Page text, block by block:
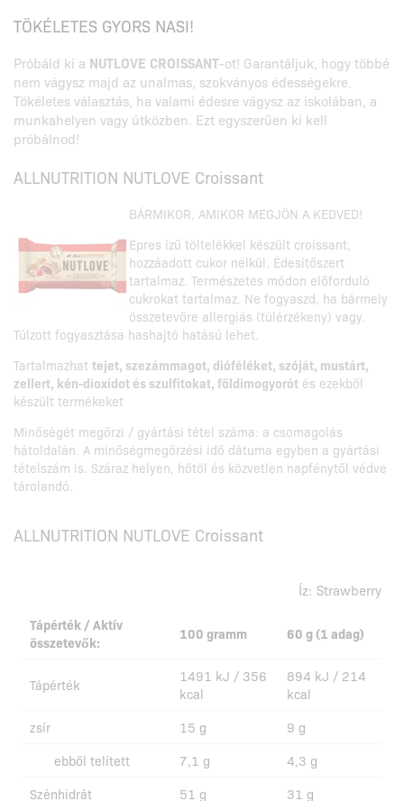
TÖKÉLETES GYORS NASI!
Próbáld ki a NUTLOVE CROISSANT-ot! Garantáljuk, hogy többé
nem vágysz majd az unalmas, szokványos édességekre.
Tökéletes választás, ha valami édesre vágysz az iskolában, a
munkahelyen vagy útközben. Ezt egyszerűen ki kell
próbálnod!
ALLNUTRITION NUTLOVE Croissant
BÁRMIKOR, AMIKOR MEGJÖN A KEDVED!
Epres ízű töltelékkel készült croissant,
hozzáadott cukor nélkül. Édesítőszert
tartalmaz. Természetes módon előforduló
cukrokat tartalmaz. Ne fogyaszd, ha bármely
összetevőre allergiás (túlérzékeny) vagy.
Túlzott fogyasztása hashajtó hatású lehet.
Tartalmazhat tejet, szezámmagot, dióféléket, szóját, mustárt,
zellert, kén-dioxidot és szulfitokat, földimogyorót és ezekből
készült termékeket
Minőségét megőrzi / gyártási tétel száma: a csomagolás
hátoldalán. A minőségmegőrzési idő dátuma egyben a gyártási
tételszám is. Száraz helyen, hőtől és közvetlen napfénytől védve
tárolandó.
ALLNUTRITION NUTLOVE Croissant
Íz: Strawberry
Tápérték / Aktív
összetevők:
100 gramm 60 g (1 adag)
Tápérték
1491 kJ / 356
kcal
894 kJ / 214
kcal
zsír
15 g
9 g
ebből telített
7,1 g
4,3 g
Szénhidrát
51 g 31 g